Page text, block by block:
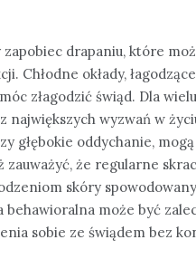
drapaniu, które
Chłodne okłady,
złagodzić świąd. Dla
wyzwań w
głębokie oddychanie,
że regularne
skóry
może być
sobie ze świądem bez